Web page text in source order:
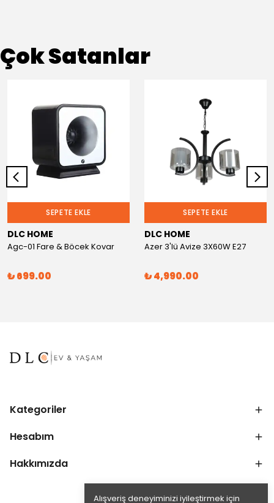
Alışveriş deneyiminizi iyileştirmek için
Çok Satanlar
SEPETE EKLE
DLC HOME
Agc-01 Fare & Böcek Kovar
₺ 699.00
SEPETE EKLE
DLC HOME
Azer 3'lü Avize 3X60W E27
₺ 4,990.00
Kategoriler
Hesabım
Hakkımızda